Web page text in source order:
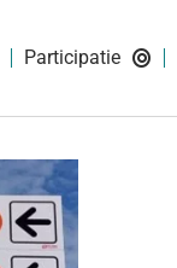
Participatie